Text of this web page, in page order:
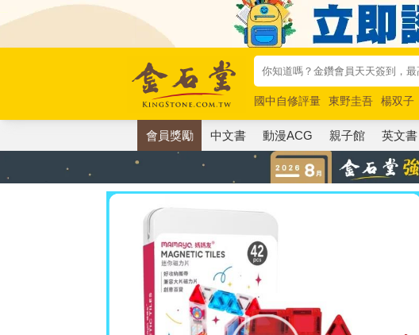
國中自修評量 東野圭吾 楊双子
唯紅花綻放
奧德賽 路邊攤新作
會員獎勵 中文書 動漫ACG 親子館 英文書